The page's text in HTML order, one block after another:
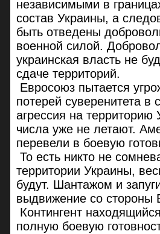
независимыми в
состав Украины, а
быть отведены
военной силой.
украинская власть не
сдаче территорий.
Евросоюз пытается
потерей суверенитета в
агрессия на
числа уже не летают.
перевели в боевую
То есть никто не
территории Украины,
будут. Шантажом и
выдвижение со стороны
Контингент
полную боевую